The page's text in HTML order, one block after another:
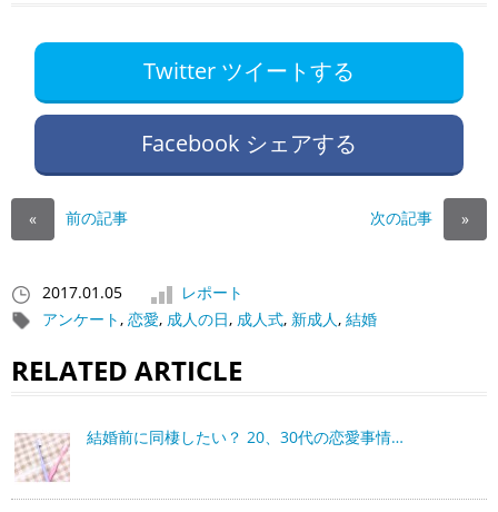
Twitter ツイートする
Facebook シェアする
« 前の記事 次の記事 »
2017.01.05
レポート
アンケート , 恋愛, 成人の日, 成人式, 新成人 , 結婚
RELATED ARTICLE
結婚前に同棲したい？ 20、30代の恋愛事情…